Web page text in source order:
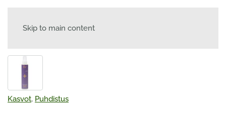
Skip to main content
Kasvot, Puhdistus